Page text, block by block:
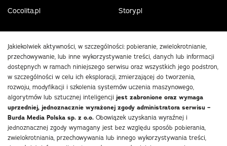
Cocolita.pl
Story.pl
Jakiekolwiek aktywności, w szczególności: pobieranie, zwielokrotnianie,
przechowywanie, lub inne wykorzystywanie treści, danych lub informacji
dostępnych w ramach niniejszego serwisu oraz wszystkich jego podstron,
w szczególności w celu ich eksploracji, zmierzającej do tworzenia,
rozwoju, modyfikacji i szkolenia systemów uczenia maszynowego,
algorytmów lub sztucznej inteligencji jest zabronione oraz wymaga
uprzedniej, jednoznacznie wyrażonej zgody administratora serwisu –
Burda Media Polska sp. z o.o. Obowiązek uzyskania wyraźnej i
jednoznacznej zgody wymagany jest bez względu sposób pobierania,
zwielokrotniania, przechowywania lub innego wykorzystywania treści,